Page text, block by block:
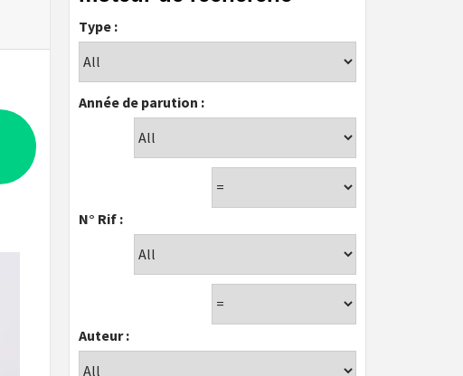
Type :
Année de parution :
N° Rif :
Auteur :